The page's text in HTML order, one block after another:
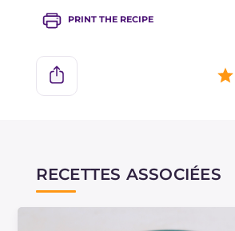
PRINT THE RECIPE
RECETTES ASSOCIÉES